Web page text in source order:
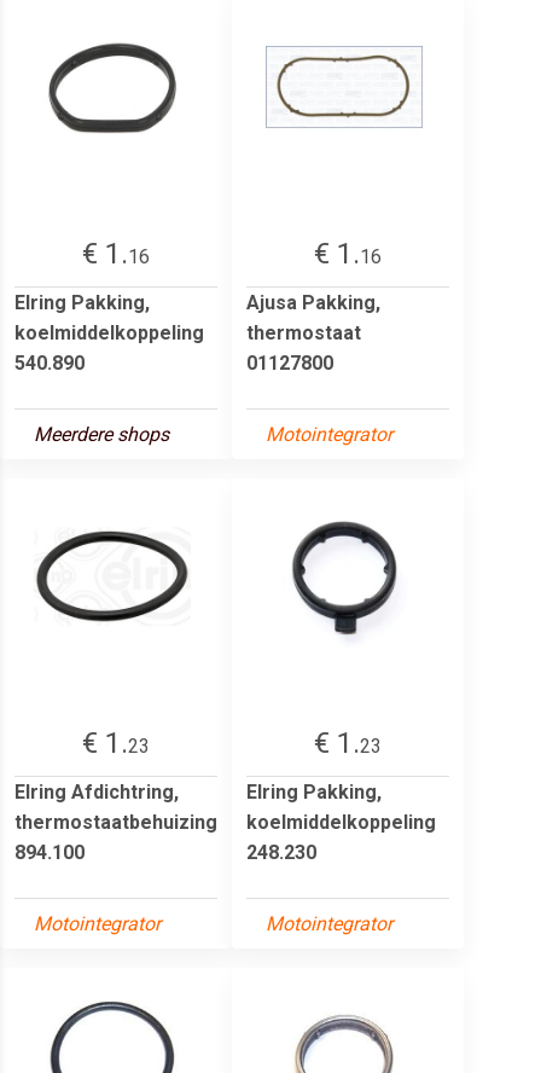
€ 1.16
Elring Pakking,
koelmiddelkoppeling
540.890
Meerdere shops
€ 1.16
Ajusa Pakking,
thermostaat
01127800
Motointegrator
€ 1.23
Elring Afdichtring,
thermostaatbehuizing
894.100
Motointegrator
€ 1.23
Elring Pakking,
koelmiddelkoppeling
248.230
Motointegrator